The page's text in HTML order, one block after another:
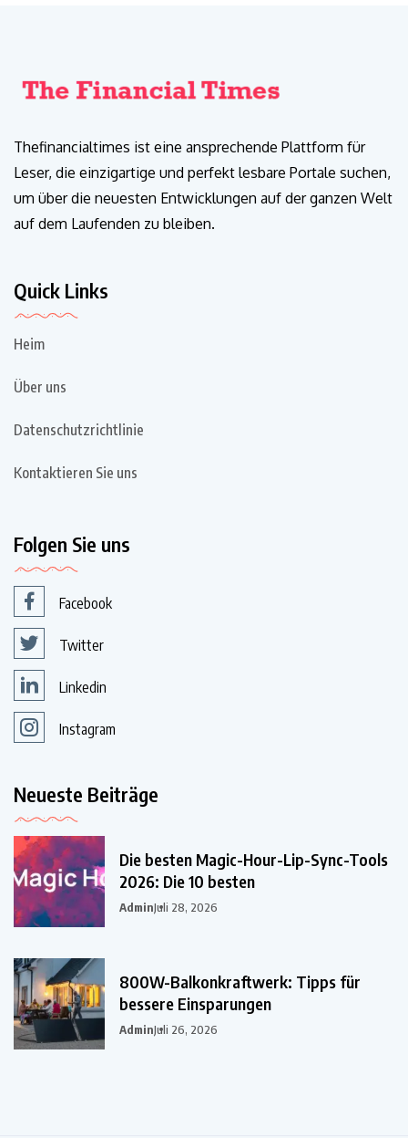
Thefinancialtimes ist eine ansprechende Plattform für
Leser, die einzigartige und perfekt lesbare Portale suchen,
um über die neuesten Entwicklungen auf der ganzen Welt
auf dem Laufenden zu bleiben.
Quick Links
Heim
Über uns
Datenschutzrichtlinie
Kontaktieren Sie uns
Folgen Sie uns
Facebook
Twitter
Linkedin
Instagram
Neueste Beiträge
Die besten Magic-Hour-Lip-Sync-Tools
2026: Die 10 besten
AdminJuli 28, 2026
800W-Balkonkraftwerk: Tipps für
bessere Einsparungen
AdminJuli 26, 2026